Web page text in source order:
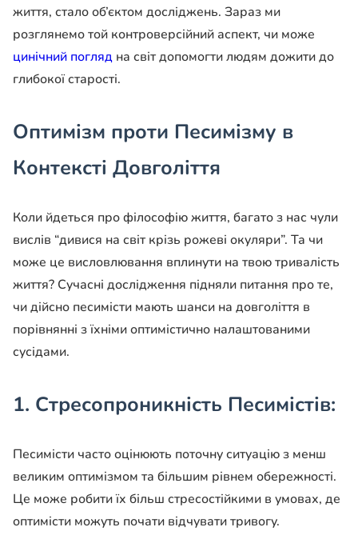
життя, стало об’єктом досліджень. Зараз ми
розглянемо той контроверсійний аспект, чи може
цинічний погляд на світ допомогти людям дожити до
глибокої старості.
Оптимізм проти Песимізму в
Контексті Довголіття
Коли йдеться про філософію життя, багато з нас чули
вислів “дивися на світ крізь рожеві окуляри”. Та чи
може це висловлювання вплинути на твою тривалість
життя? Сучасні дослідження підняли питання про те,
чи дійсно песимісти мають шанси на довголіття в
порівнянні з їхніми оптимістично налаштованими
сусідами.
1. Стресопроникність Песимістів:
Песимісти часто оцінюють поточну ситуацію з менш
великим оптимізмом та більшим рівнем обережності.
Це може робити їх більш стресостійкими в умовах, де
оптимісти можуть почати відчувати тривогу.